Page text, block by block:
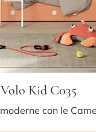
Volo Kid C035